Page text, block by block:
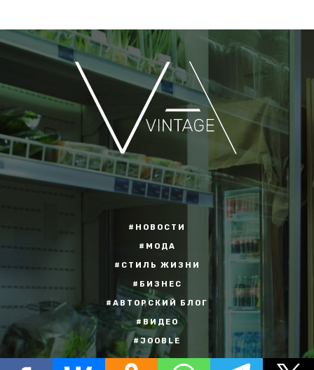
#НОВОСТИ
#МОДА
#СТИЛЬ ЖИЗНИ
#БИЗНЕС
#АВТОРСКИЙ БЛОГ
#ВИДЕО
#JOOBLE